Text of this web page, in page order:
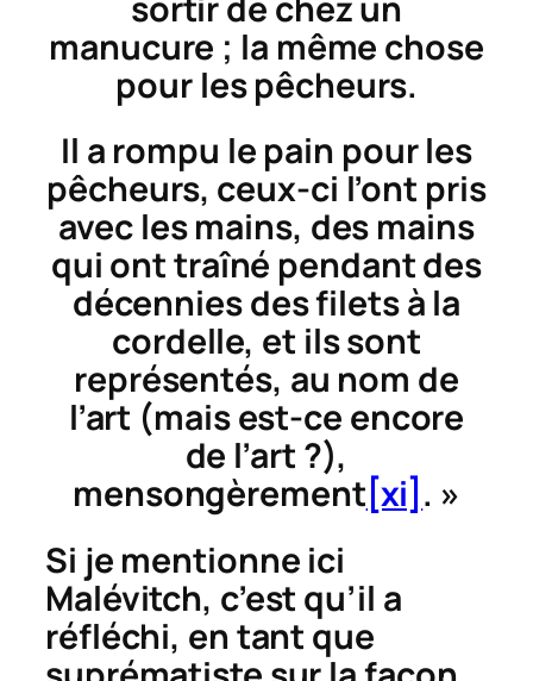
manucure ; la même chose
pour les pêcheurs.
Il a rompu le pain pour les
pêcheurs, ceux-ci l’ont pris
avec les mains, des mains
qui ont traîné pendant des
décennies des filets à la
cordelle, et ils sont
représentés, au nom de
l’art (mais est-ce encore
de l’art ?),
mensongèrement [xi] . »
Si je mentionne ici
Malévitch, c’est qu’il a
réfléchi, en tant que